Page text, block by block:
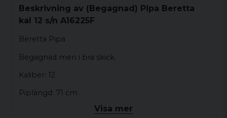
Beskrivning av (Begagnad) Pipa Beretta
kal 12 s/n A16225F
Beretta Pipa
Begagnad men i bra skick.
Kaliber: 12
Piplängd: 71 cm
Visa mer